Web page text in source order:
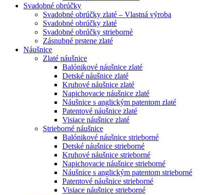
Svadobné obrúčky
Svadobné obrúčky zlaté – Vlastná výroba
Svadobné obrúčky zlaté
Svadobné obrúčky strieborné
Zásnubné prstene zlaté
Náušnice
Zlaté náušnice
Balónikové náušnice zlaté
Detské náušnice zlaté
Kruhové náušnice zlaté
Napichovacie náušnice zlaté
Náušnice s anglickým patentom zlaté
Patentové náušnice zlaté
Visiace náušnice zlaté
Strieborné náušnice
Balónikové náušnice strieborné
Detské náušnice strieborné
Kruhové náušnice strieborné
Napichovacie náušnice strieborné
Náušnice s anglickým patentom strieborné
Patentové náušnice strieborné
Visiace náušnice strieborné